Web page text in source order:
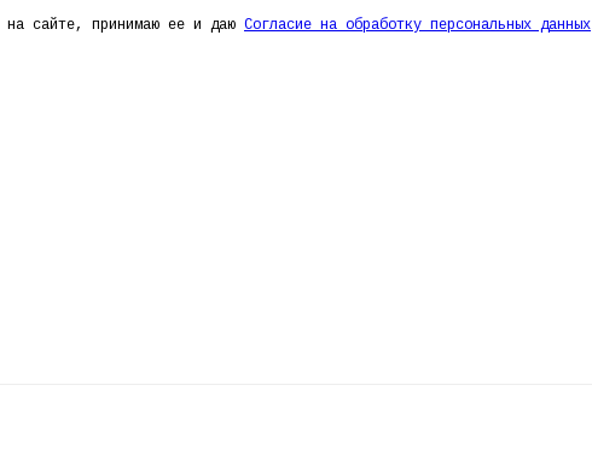
на сайте, принимаю ее и даю Согласие на обработку персональных данных